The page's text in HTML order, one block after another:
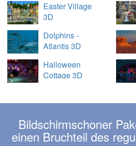
Easter Village
3D
Dolphins -
Atlantis 3D
Halloween
Cottage 3D
Bildschirmschoner
einen Bruchteil des